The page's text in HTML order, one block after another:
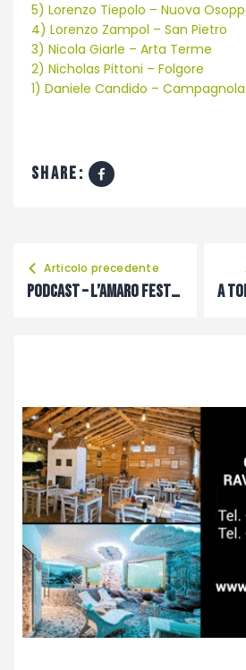
5) Lorenzo Tiepolo – Nuova
4) Lorenzo Zampol – San Pietro
3) Nicola Giarle – Arta Terme
2) Nicholas Pittoni – Folgore
1) Daniele Candido – Campagnola
share:
Articolo precedente
PODCAST – L’Amaro festeggia il suo 100° anno di vita